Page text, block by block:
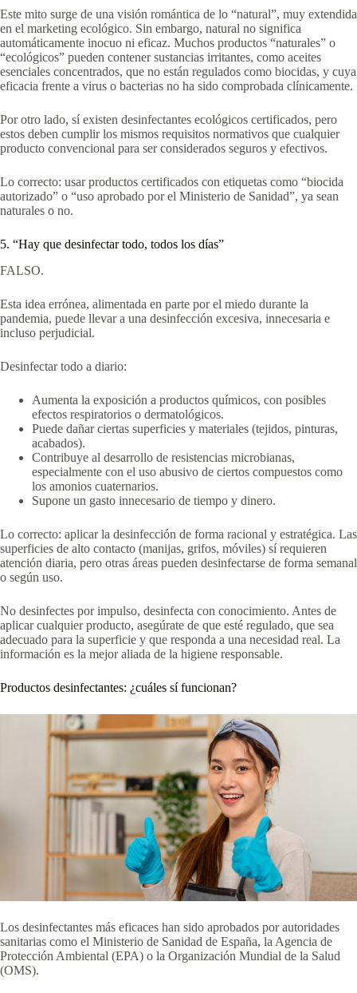
Este mito surge de una visión romántica de lo “natural”, muy extendida
en el marketing ecológico. Sin embargo, natural no significa
automáticamente inocuo ni eficaz. Muchos productos “naturales” o
“ecológicos” pueden contener sustancias irritantes, como aceites
esenciales concentrados, que no están regulados como biocidas, y cuya
eficacia frente a virus o bacterias no ha sido comprobada clínicamente.
Por otro lado, sí existen desinfectantes ecológicos certificados, pero
estos deben cumplir los mismos requisitos normativos que cualquier
producto convencional para ser considerados seguros y efectivos.
Lo correcto: usar productos certificados con etiquetas como “biocida
autorizado” o “uso aprobado por el Ministerio de Sanidad”, ya sean
naturales o no.
5. “Hay que desinfectar todo, todos los días”
FALSO.
Esta idea errónea, alimentada en parte por el miedo durante la
pandemia, puede llevar a una desinfección excesiva, innecesaria e
incluso perjudicial.
Desinfectar todo a diario:
Aumenta la exposición a productos químicos, con posibles
efectos respiratorios o dermatológicos.
Puede dañar ciertas superficies y materiales (tejidos, pinturas,
acabados).
Contribuye al desarrollo de resistencias microbianas,
especialmente con el uso abusivo de ciertos compuestos como
los amonios cuaternarios.
Supone un gasto innecesario de tiempo y dinero.
Lo correcto: aplicar la desinfección de forma racional y estratégica. Las
superficies de alto contacto (manijas, grifos, móviles) sí requieren
atención diaria, pero otras áreas pueden desinfectarse de forma semanal
o según uso.
No desinfectes por impulso, desinfecta con conocimiento. Antes de
aplicar cualquier producto, asegúrate de que esté regulado, que sea
adecuado para la superficie y que responda a una necesidad real. La
información es la mejor aliada de la higiene responsable.
Productos desinfectantes: ¿cuáles sí funcionan?
Los desinfectantes más eficaces han sido aprobados por autoridades
sanitarias como el Ministerio de Sanidad de España, la Agencia de
Protección Ambiental (EPA) o la Organización Mundial de la Salud
(OMS).